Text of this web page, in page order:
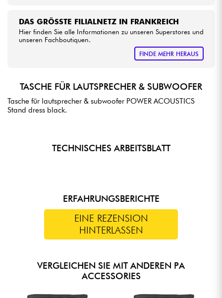
DAS GRÖSSTE FILIALNETZ IN FRANKREICH
Hier finden Sie alle Informationen zu unseren Superstores und
unseren Fachboutiquen.
FINDE MEHR HERAUS
TASCHE FÜR LAUTSPRECHER & SUBWOOFER
Tasche für lautsprecher & subwoofer POWER ACOUSTICS
Stand dress black.
TECHNISCHES ARBEITSBLATT
ERFAHRUNGSBERICHTE
EINE REZENSION
HINTERLASSEN
VERGLEICHEN SIE MIT ANDEREN PA
ACCESSORIES